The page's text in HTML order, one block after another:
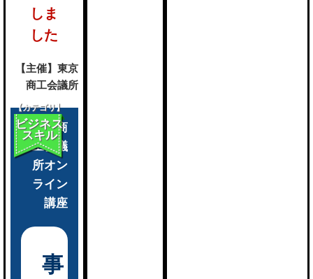
しま
した
【主催】東京
商工会議所
東京商
工会議
所オン
ライン
講座
事
【カテゴリ】
ビジネス
スキル